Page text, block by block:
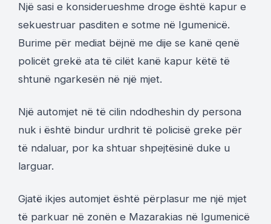
Një sasi e konsiderueshme droge është kapur e
sekuestruar pasditen e sotme në Igumenicë.
Burime për mediat bëjnë me dije se kanë qenë
policët grekë ata të cilët kanë kapur këtë të
shtunë ngarkesën në një mjet.
Një automjet në të cilin ndodheshin dy persona
nuk i është bindur urdhrit të policisë greke për
të ndaluar, por ka shtuar shpejtësinë duke u
larguar.
Gjatë ikjes automjet është përplasur me një mjet
të parkuar në zonën e Mazarakias në Igumenicë